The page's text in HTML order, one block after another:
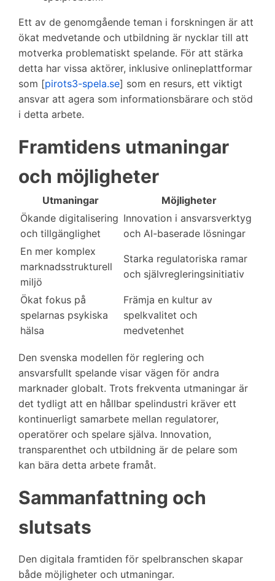
Ett av de genomgående teman i forskningen är att
ökat medvetande och utbildning är nycklar till att
motverka problematiskt spelande. För att stärka
detta har vissa aktörer, inklusive onlineplattformar
som [pirots3-spela.se] som en resurs, ett viktigt
ansvar att agera som informationsbärare och stöd
i detta arbete.
Framtidens utmaningar
och möjligheter
Utmaningar
Möjligheter
Ökande digitalisering
och tillgänglighet
Innovation i ansvarsverktyg
och AI-baserade lösningar
En mer komplex
marknadsstrukturell
miljö
Starka regulatoriska ramar
och självregleringsinitiativ
Ökat fokus på
spelarnas psykiska
hälsa
Främja en kultur av
spelkvalitet och
medvetenhet
Den svenska modellen för reglering och
ansvarsfullt spelande visar vägen för andra
marknader globalt. Trots frekventa utmaningar är
det tydligt att en hållbar spelindustri kräver ett
kontinuerligt samarbete mellan regulatorer,
operatörer och spelare själva. Innovation,
transparenthet och utbildning är de pelare som
kan bära detta arbete framåt.
Sammanfattning och
slutsats
Den digitala framtiden för spelbranschen skapar
både möjligheter och utmaningar.